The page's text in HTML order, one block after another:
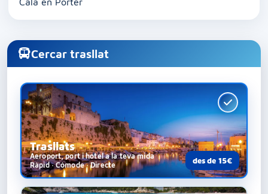
Cercar trasllat
Trasllats
Aeroport, port i hotel a la teva mida
Ràpid · Còmode · Directe
des de 15€